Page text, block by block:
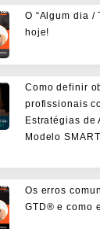
O “Algum dia /
hoje!
Como definir
profissionais
Estratégias de
Modelo SMART
Os erros
GTD® e como